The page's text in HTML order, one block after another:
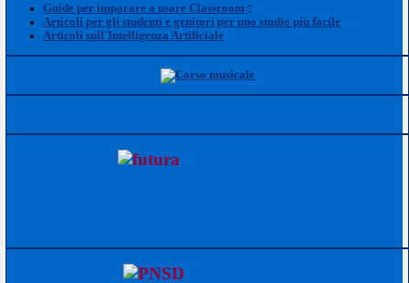
Guide per imparare a usare Classroom
Articoli per gli studenti e genitori per uno studio più facile
Articoli sull'Intelligenza Artificiale